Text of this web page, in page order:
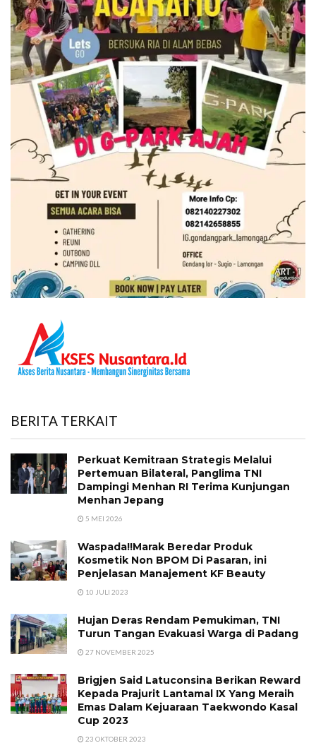
BERITA TERKAIT
Perkuat Kemitraan Strategis Melalui
Pertemuan Bilateral, Panglima TNI
Dampingi Menhan RI Terima Kunjungan
Menhan Jepang
5 MEI 2026
Waspada!!Marak Beredar Produk
Kosmetik Non BPOM Di Pasaran, ini
Penjelasan Manajement KF Beauty
10 JULI 2023
Hujan Deras Rendam Pemukiman, TNI
Turun Tangan Evakuasi Warga di Padang
27 NOVEMBER 2025
Brigjen Said Latuconsina Berikan Reward
Kepada Prajurit Lantamal IX Yang Meraih
Emas Dalam Kejuaraan Taekwondo Kasal
Cup 2023
23 OKTOBER 2023